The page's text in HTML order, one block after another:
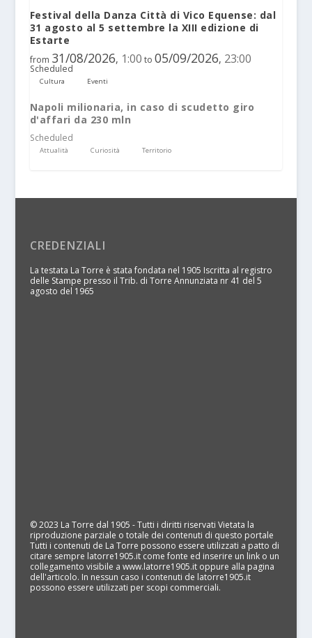
Festival della Danza Città di Vico Equense: dal
31 agosto al 5 settembre la XIII edizione di
Estarte
from 31/08/2026, 1:00 to 05/09/2026, 23:00
Scheduled
Cultura Eventi
Napoli milionaria, in caso di scudetto giro
d'affari da 230 mln
Scheduled
Attualità Curiosità Territorio
CREDENZIALI
La testata La Torre è stata fondata nel 1905 Iscritta al registro
delle Stampe presso il Trib. di Torre Annunziata nr 41 del 5
agosto del 1965
© 2023 La Torre dal 1905 - Tutti i diritti riservati Vietata la
riproduzione parziale o totale dei contenuti di questo portale
Tutti i contenuti de La Torre possono essere utilizzati a patto di
citare sempre latorre1905.it come fonte ed inserire un link o un
collegamento visibile a www.latorre1905.it oppure alla pagina
dell'articolo. In nessun caso i contenuti de latorre1905.it
possono essere utilizzati per scopi commerciali.